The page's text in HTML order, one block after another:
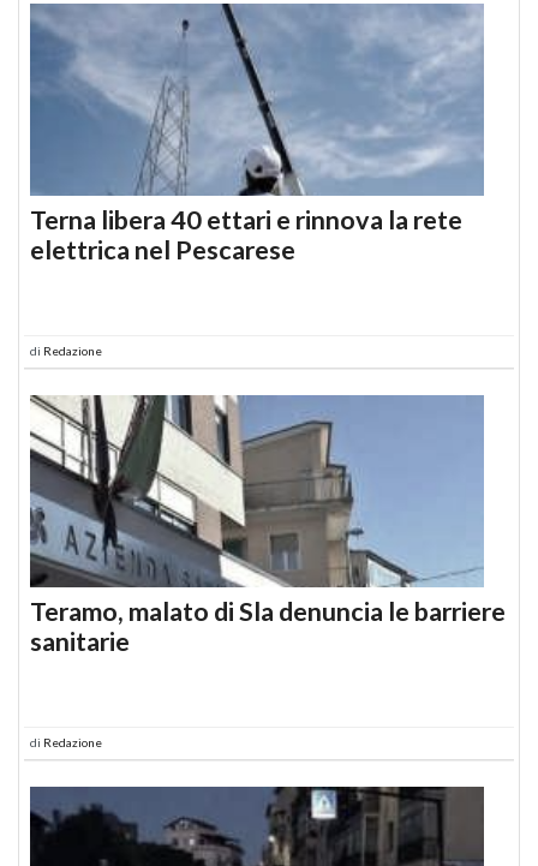
Terna libera 40 ettari e rinnova la rete
elettrica nel Pescarese
di Redazione
Teramo, malato di Sla denuncia le barriere
sanitarie
di Redazione